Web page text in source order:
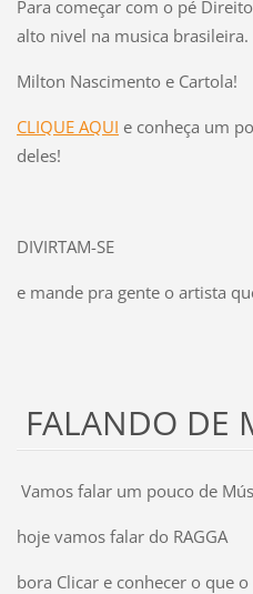
Para começar com o pé
alto nivel na musica brasileira.
Milton Nascimento e Cartola!
CLIQUE AQUI e conheça um
deles!
DIVIRTAM-SE
e mande pra gente o artista
FALANDO DE
Vamos falar um pouco de
hoje vamos falar do RAGGA
bora Clicar e conhecer o que o